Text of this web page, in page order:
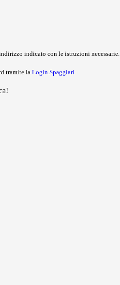
indicato con le istruzioni necessarie.
tramite la Login Spaggiari